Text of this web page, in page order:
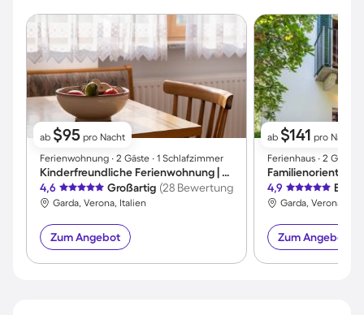
ab $95 pro Nacht
Ferienwohnung ∙ 2 Gäste ∙ 1 Schlafzimmer
Kinderfreundliche Ferienwohnung | Hunde erlaubt
4,6
Großartig (28 Bewertungen)
Garda, Verona, Italien
Zum Angebot
ab $141 pro Nacht
Ferienhaus ∙ 2 Gäste
4,9
Garda, Verona,
Zum Angebot